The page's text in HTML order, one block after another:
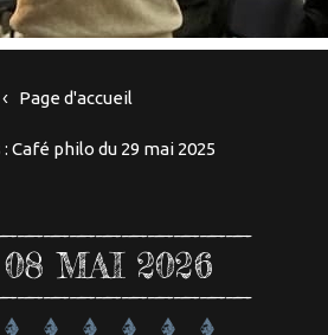
Page d'accueil
Café philo du 29 mai 2025
08 MAI 2026